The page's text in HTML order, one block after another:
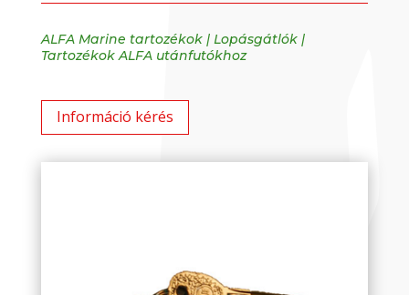
ALFA Marine tartozékok| Lopásgátlók|
Tartozékok ALFA utánfutókhoz
Információ kérés